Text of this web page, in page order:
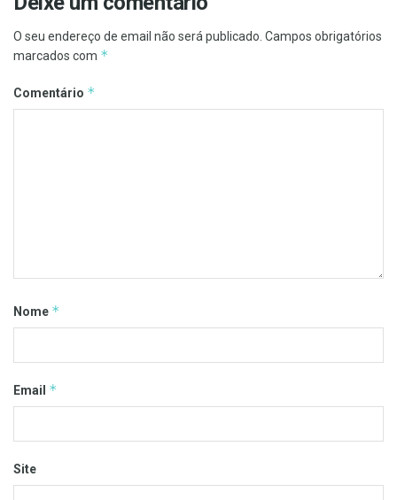
O seu endereço de email não será publicado. Campos obrigatórios
marcados com *
Comentário *
Nome *
Email *
Site